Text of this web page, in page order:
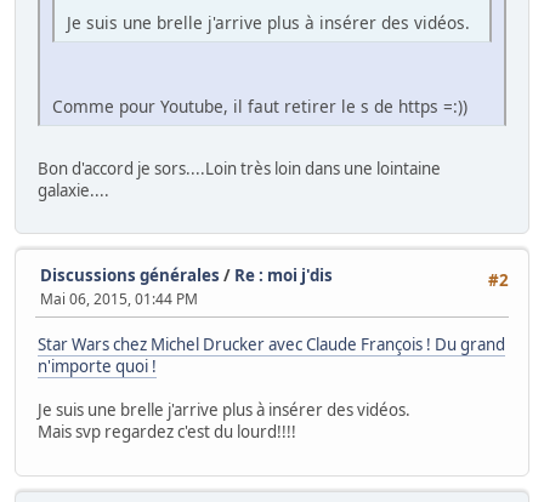
Je suis une brelle j'arrive plus à insérer des vidéos.
Comme pour Youtube, il faut retirer le s de https =:))
Bon d'accord je sors....Loin très loin dans une lointaine
galaxie....
#2
Discussions générales / Re : moi j'dis
Mai 06, 2015, 01:44 PM
Star Wars chez Michel Drucker avec Claude François ! Du grand
n'importe quoi !
Je suis une brelle j'arrive plus à insérer des vidéos.
Mais svp regardez c'est du lourd!!!!